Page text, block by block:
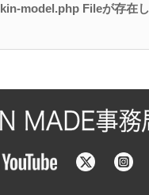
kin-model.php Fileが存在し